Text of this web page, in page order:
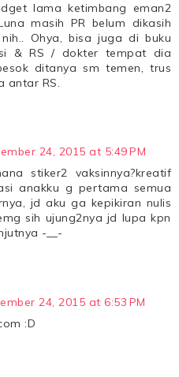
lama ketimbang eman2
masih PR belum dikasih
Ohya, bisa juga di buku
& RS / dokter tempat dia
ditanya sm temen, trus
antar RS.
24, 2015 at 5:49 PM
stiker2 vaksinnya?kreatif
anakku g pertama semua
jd aku ga kepikiran nulis
sih ujung2nya jd lupa kpn
-__-
24, 2015 at 6:53 PM
:D